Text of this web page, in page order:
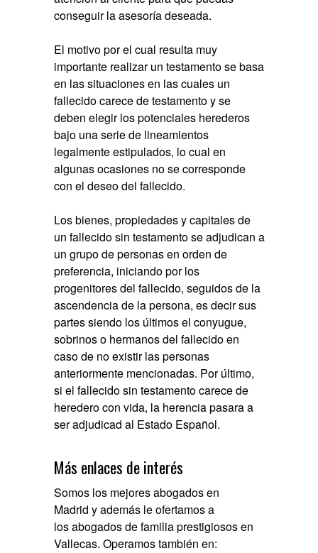
conseguir la asesoría deseada.
El motivo por el cual resulta muy
importante realizar un testamento se basa
en las situaciones en las cuales un
fallecido carece de testamento y se
deben elegir los potenciales herederos
bajo una serie de lineamientos
legalmente estipulados, lo cual en
algunas ocasiones no se corresponde
con el deseo del fallecido.
Los bienes, propiedades y capitales de
un fallecido sin testamento se adjudican a
un grupo de personas en orden de
preferencia, iniciando por los
progenitores del fallecido, seguidos de la
ascendencia de la persona, es decir sus
partes siendo los últimos el conyugue,
sobrinos o hermanos del fallecido en
caso de no existir las personas
anteriormente mencionadas. Por último,
si el fallecido sin testamento carece de
heredero con vida, la herencia pasara a
ser adjudicad al Estado Español.
Más enlaces de interés
Somos los mejores abogados en
Madrid y además le ofertamos a
losabogados de familia prestigiosos en
Vallecas. Operamos también en: